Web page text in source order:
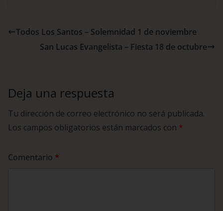
Todos Los Santos – Solemnidad 1 de noviembre
San Lucas Evangelista – Fiesta 18 de octubre
Deja una respuesta
Tu dirección de correo electrónico no será publicada.
Los campos obligatorios están marcados con *
Comentario *